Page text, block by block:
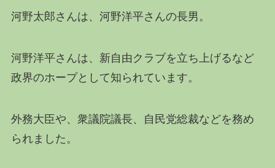
河野太郎さんは、河野洋平さんの長男。
河野洋平さんは、新自由クラブを立ち上げるなど
政界のホープとして知られています。
外務大臣や、衆議院議長、自民党総裁などを務め
られました。